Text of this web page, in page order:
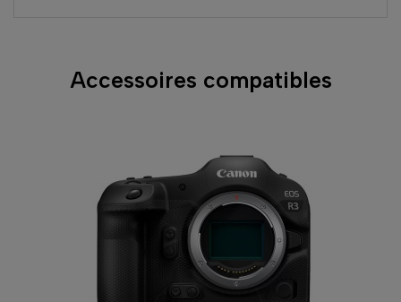
Accessoires compatibles